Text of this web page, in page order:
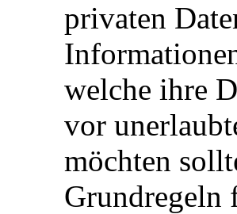
privaten
welche ihre
vor
möchten
Grundregeln